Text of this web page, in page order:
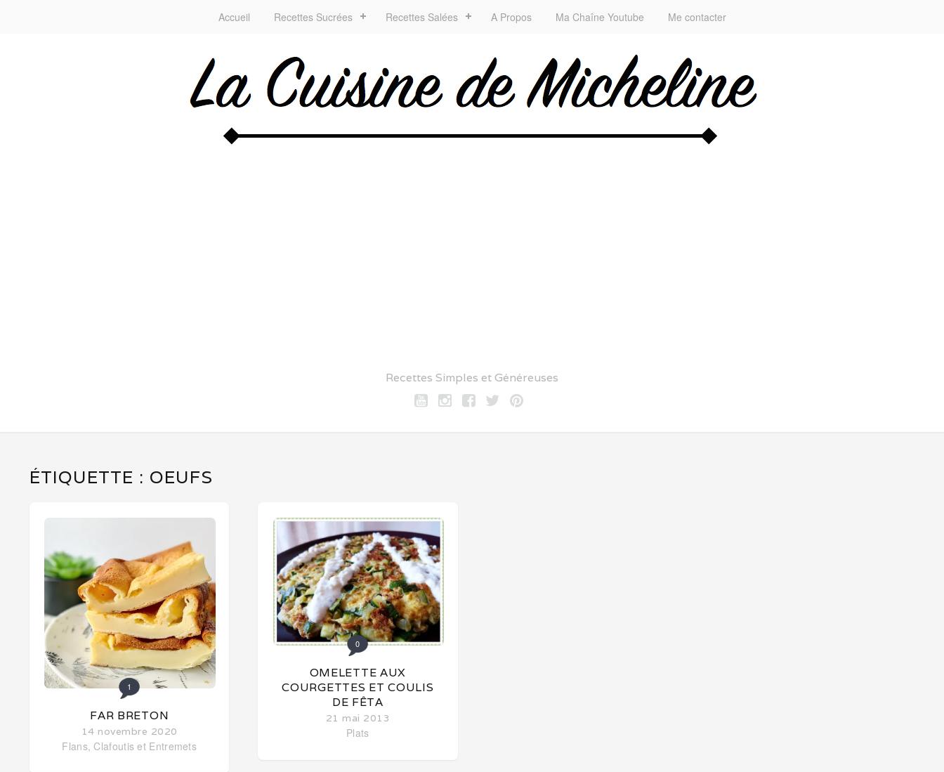
Accueil Recettes Sucrées Recettes Salées A Propos Ma Chaîne Youtube Me contacter
Recettes Simples et Généreuses
ÉTIQUETTE : OEUFS
1
FAR BRETON
14 novembre 2020
Flans, Clafoutis et Entremets
0
OMELETTE AUX
COURGETTES ET COULIS
DE FÊTA
21 mai 2013
Plats